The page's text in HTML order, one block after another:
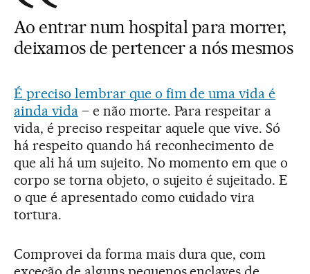
Ao entrar num hospital para morrer,
deixamos de pertencer a nós mesmos
É preciso lembrar que o fim de uma vida é
ainda vida– e não morte. Para respeitar a
vida, é preciso respeitar aquele que vive. Só
há respeito quando há reconhecimento de
que ali há um sujeito. No momento em que o
corpo se torna objeto, o sujeito é sujeitado. E
o que é apresentado como cuidado vira
tortura.
Comprovei da forma mais dura que, com